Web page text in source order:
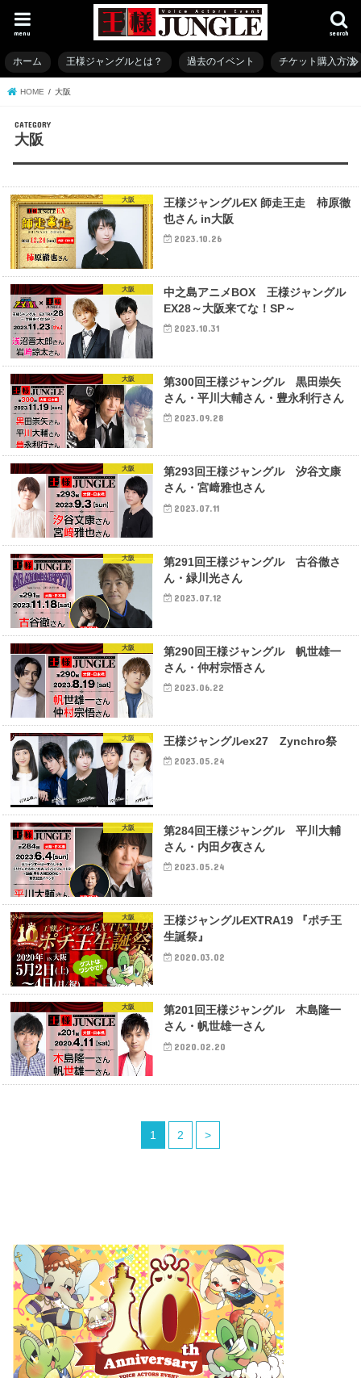
search
menu
ホーム 王様ジャングルとは？ 過去のイベント チケット購入方法
HOME 大阪
大阪
大阪
王様ジャングルEX 師走王走 柿原徹
也さん in大阪
2023.10.26
大阪
中之島アニメBOX 王様ジャングル
EX28～大阪来てな！SP～
2023.10.31
大阪
第300回王様ジャングル 黒田崇矢
さん・平川大輔さん・豊永利行さん
2023.09.28
大阪
第293回王様ジャングル 汐谷文康
さん・宮﨑雅也さん
2023.07.11
大阪
第291回王様ジャングル 古谷徹さ
ん・緑川光さん
2023.07.12
大阪
第290回王様ジャングル 帆世雄一
さん・仲村宗悟さん
2023.06.22
大阪 王様ジャングルex27 Zynchro祭
2023.05.24
大阪
第284回王様ジャングル 平川大輔
さん・内田夕夜さん
2023.05.24
大阪
王様ジャングルEXTRA19 『ポチ王
生誕祭』
2020.03.02
大阪
第201回王様ジャングル 木島隆一
さん・帆世雄一さん
2020.02.20
1 2 >